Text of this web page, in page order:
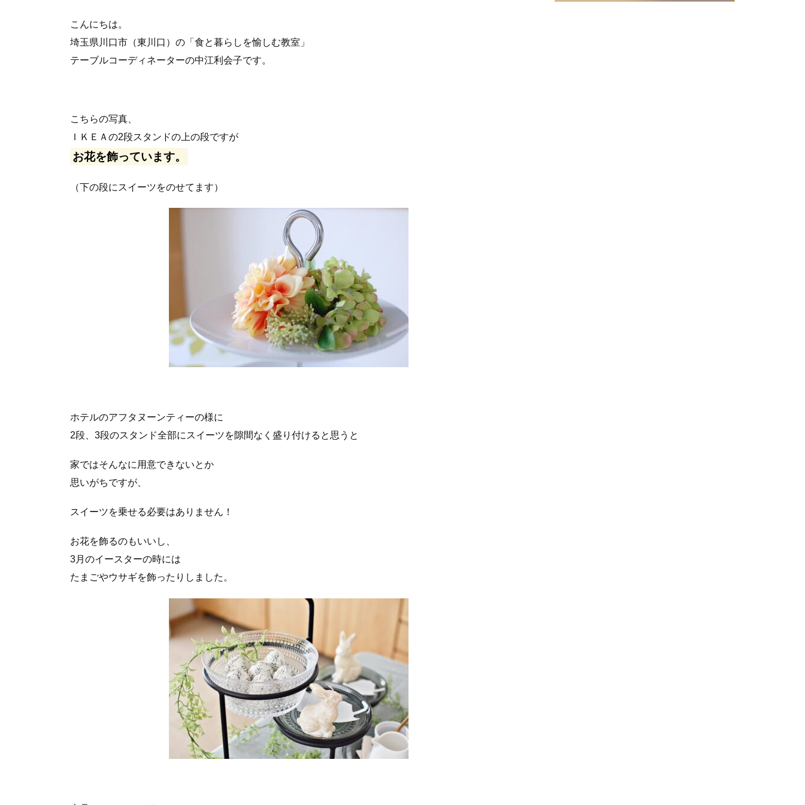
こんにちは。
埼玉県川口市（東川口）の「食と暮らしを愉しむ教室」
テーブルコーディネーターの中江利会子です。
こちらの写真、
ＩＫＥＡの2段スタンドの上の段ですが
お花を飾っています。
（下の段にスイーツをのせてます）
ホテルのアフタヌーンティーの様に
2段、3段のスタンド全部にスイーツを隙間なく盛り付けると思うと
家ではそんなに用意できないとか
思いがちですが、
スイーツを乗せる必要はありません！
お花を飾るのもいいし、
3月のイースターの時には
たまごやウサギを飾ったりしました。